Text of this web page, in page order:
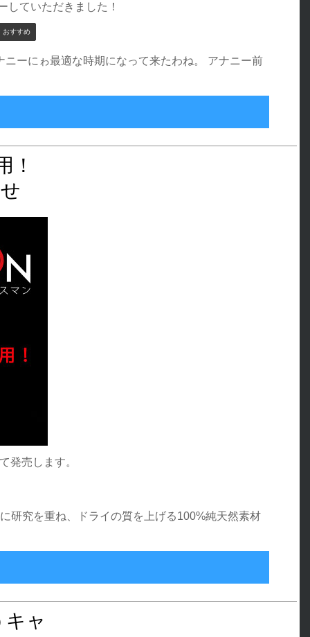
ていただきました！
おすすめ
ーにゎ最適な時期になって来たわね。 アナニー前
！
発売します。
研究を重ね、ドライの質を上げる100%純天然素材
ャ